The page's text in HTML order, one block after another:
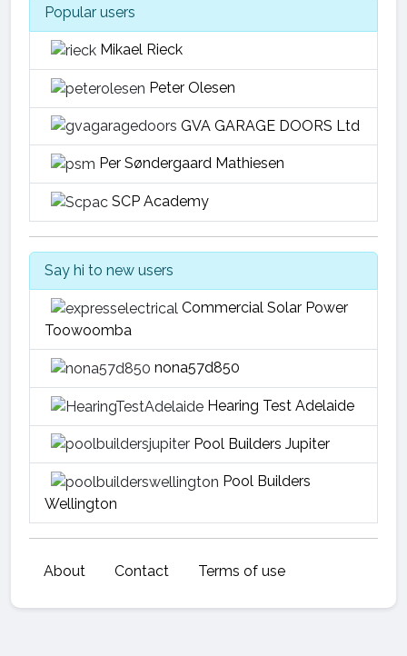
Popular users
Mikael Rieck
Peter Olesen
GVA GARAGE DOORS Ltd
Per Søndergaard Mathiesen
SCP Academy
Say hi to new users
Commercial Solar Power
Toowoomba
nona57d850
Hearing Test Adelaide
Pool Builders Jupiter
Pool Builders
Wellington
About Contact Terms of use